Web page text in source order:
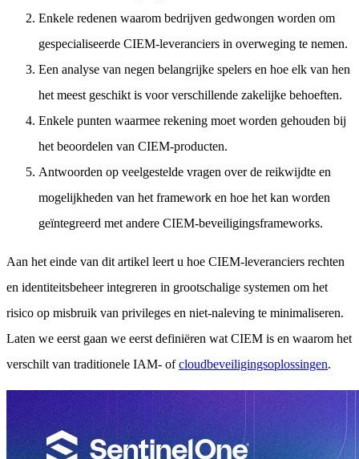
Enkele redenen waarom bedrijven gedwongen worden om
gespecialiseerde CIEM-leveranciers in overweging te nemen.
Een analyse van negen belangrijke spelers en hoe elk van hen
het meest geschikt is voor verschillende zakelijke behoeften.
Enkele punten waarmee rekening moet worden gehouden bij
het beoordelen van CIEM-producten.
Antwoorden op veelgestelde vragen over de reikwijdte en
mogelijkheden van het framework en hoe het kan worden
geïntegreerd met andere CIEM-beveiligingsframeworks.
Aan het einde van dit artikel leert u hoe CIEM-leveranciers rechten
en identiteitsbeheer integreren in grootschalige systemen om het
risico op misbruik van privileges en niet-naleving te minimaliseren.
Laten we eerst gaan we eerst definiëren wat CIEM is en waarom het
verschilt van traditionele IAM- ofcloudbeveiligingsoplossingen.